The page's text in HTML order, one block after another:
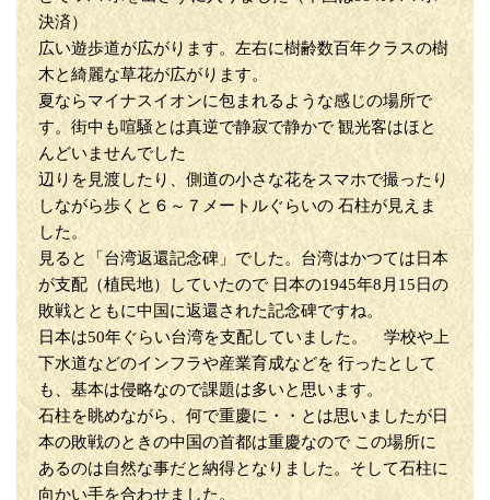
決済）
広い遊歩道が広がります。左右に樹齢数百年クラスの樹
木と綺麗な草花が広がります。
夏ならマイナスイオンに包まれるような感じの場所で
す。街中も喧騒とは真逆で静寂で静かで 観光客はほと
んどいませんでした
辺りを見渡したり、側道の小さな花をスマホで撮ったり
しながら歩くと６～７メートルぐらいの 石柱が見えま
した。
見ると「台湾返還記念碑」でした。台湾はかつては日本
が支配（植民地）していたので 日本の1945年8月15日の
敗戦とともに中国に返還された記念碑ですね。
日本は50年ぐらい台湾を支配していました。 学校や上
下水道などのインフラや産業育成などを 行ったとして
も、基本は侵略なので課題は多いと思います。
石柱を眺めながら、何で重慶に・・とは思いましたが日
本の敗戦のときの中国の首都は重慶なので この場所に
あるのは自然な事だと納得となりました。そして石柱に
向かい手を合わせました。